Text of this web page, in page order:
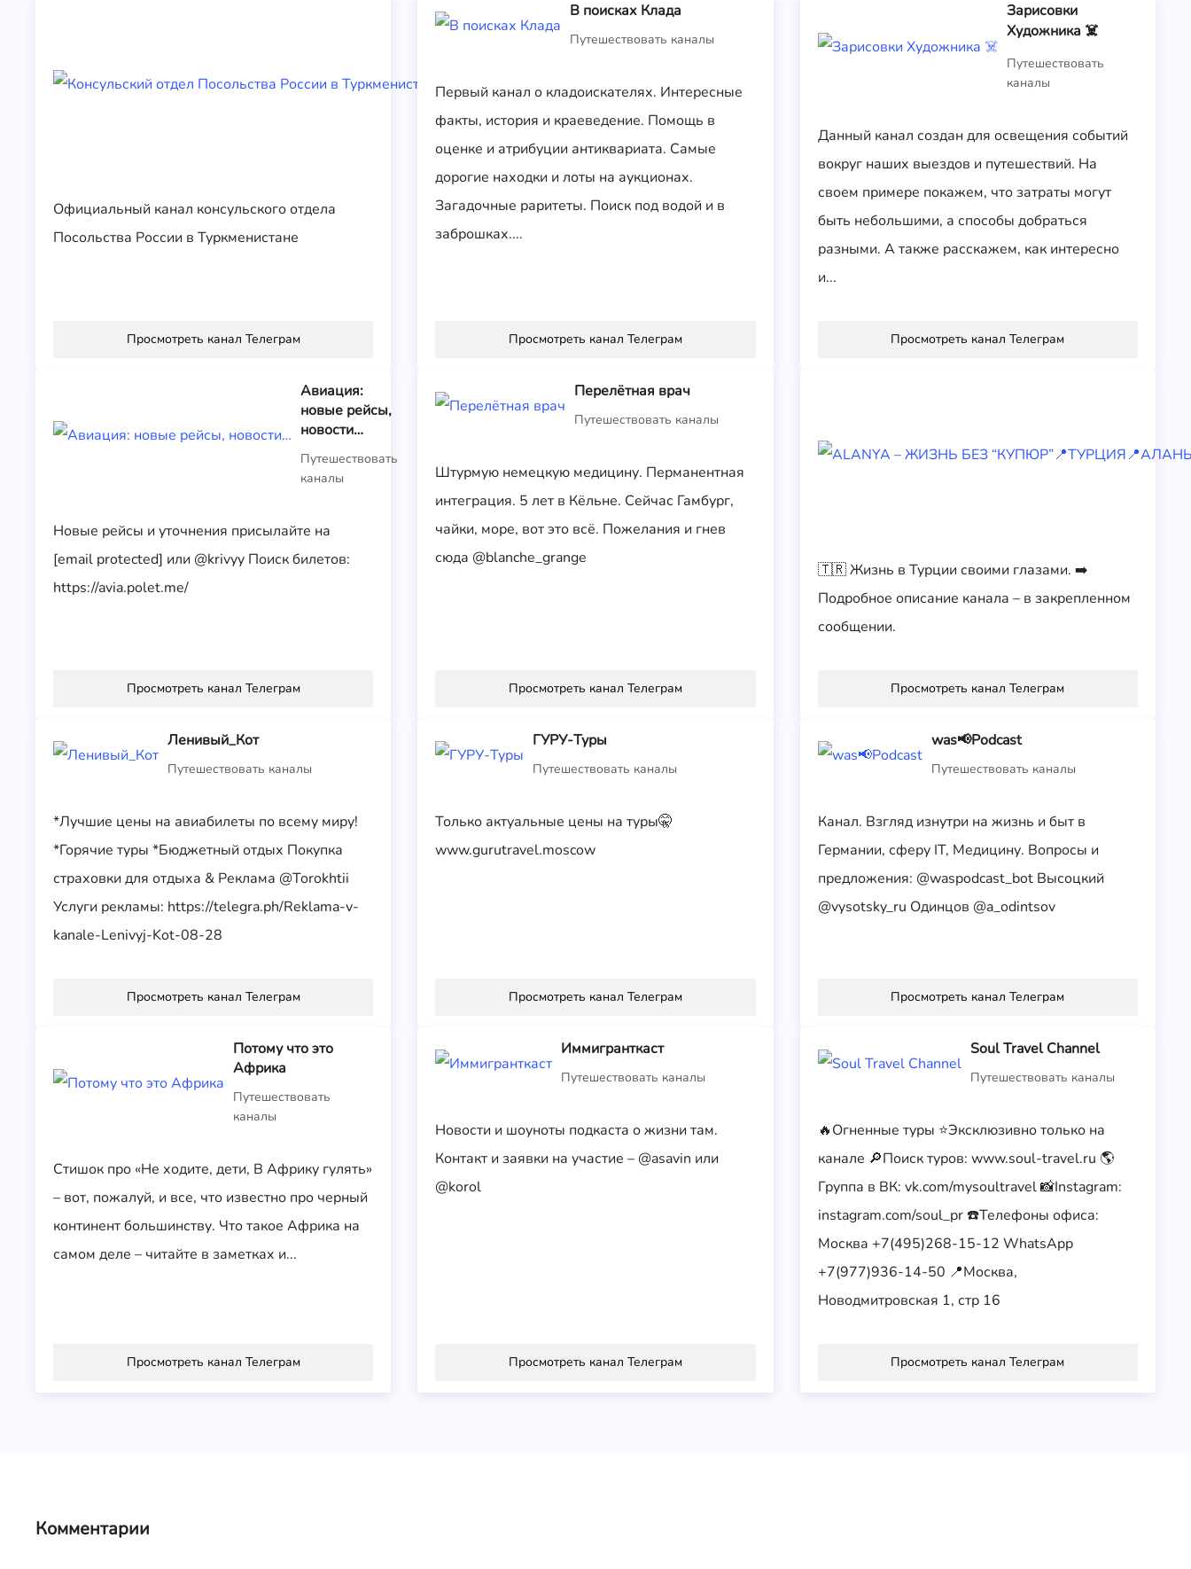
отдел
Туркменистан
каналы
Официальный канал консульского отдела
Посольства России в Туркменистане
Просмотреть канал Телеграм
В поисках Клада
Путешествовать каналы
Первый канал о кладоискателях. Интересные
факты, история и краеведение. Помощь в
оценке и атрибуции антиквариата. Самые
дорогие находки и лоты на аукционах.
Загадочные раритеты. Поиск под водой и в
заброшках....
Просмотреть канал Телеграм
Зарисовки
Художника ☠️
Путешествовать
каналы
Данный канал создан для освещения событий
вокруг наших выездов и путешествий. На
своем примере покажем, что затраты могут
быть небольшими, а способы добраться
разными. А также расскажем, как интересно
и...
Просмотреть канал Телеграм
Авиация:
новые рейсы,
новости…
Путешествовать
каналы
Новые рейсы и уточнения присылайте на
[email protected] или @krivyy Поиск билетов:
https://avia.polet.me/
Просмотреть канал Телеграм
Перелётная врач
Путешествовать каналы
Штурмую немецкую медицину. Перманентная
интеграция. 5 лет в Кёльне. Сейчас Гамбург,
чайки, море, вот это всё. Пожелания и гнев
сюда @blanche_grange
Просмотреть канал Телеграм
🇹🇷 Жизнь в Турции своими глазами. ➡️
Подробное описание канала – в закрепленном
сообщении.
Просмотреть канал Телеграм
Ленивый_Кот
Путешествовать каналы
*Лучшие цены на авиабилеты по всему миру!
*Горячие туры *Бюджетный отдых Покупка
страховки для отдыха & Реклама @Torokhtii
Услуги рекламы: https://telegra.ph/Reklama-v-
kanale-Lenivyj-Kot-08-28
Просмотреть канал Телеграм
ГУРУ-Туры
Путешествовать каналы
Только актуальные цены на туры🤫
www.gurutravel.moscow
Просмотреть канал Телеграм
was📢Podcast
Путешествовать каналы
Канал. Взгляд изнутри на жизнь и быт в
Германии, сферу IT, Медицину. Вопросы и
предложения: @waspodcast_bot Высоцкий
@vysotsky_ru Одинцов @a_odintsov
Просмотреть канал Телеграм
Потому что это
Африка
Путешествовать
каналы
Стишок про «Не ходите, дети, В Африку гулять»
– вот, пожалуй, и все, что известно про черный
континент большинству. Что такое Африка на
самом деле – читайте в заметках и...
Просмотреть канал Телеграм
Иммигранткаст
Путешествовать каналы
Новости и шоуноты подкаста о жизни там.
Контакт и заявки на участие – @asavin или
@korol
Просмотреть канал Телеграм
Soul Travel Channel
Путешествовать каналы
🔥Огненные туры ⭐️Эксклюзивно только на
канале 🔎Поиск туров: www.soul-travel.ru 🌎
Группа в ВК: vk.com/mysoultravel 📸Instagram:
instagram.com/soul_pr ☎️Телефоны офиса:
Москва +7(495)268-15-12 WhatsApp
+7(977)936-14-50 📍Москва,
Новодмитровская 1, стр 16
Просмотреть канал Телеграм
Комментарии